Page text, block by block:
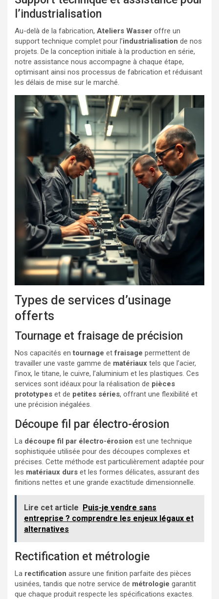
l’industrialisation
Au-delà de la fabrication, Ateliers Wasser offre un
support technique complet pour l’industrialisation de nos
projets. De la conception initiale à la production en série,
notre assistance nous accompagne à chaque étape,
optimisant ainsi nos processus de fabrication et réduisant
les délais de mise sur le marché.
Types de services d’usinage
offerts
Tournage et fraisage de précision
Nos capacités entournage etfraisage permettent de
travailler une vaste gamme de matériaux tels que l’acier,
l’inox, le titane, le cuivre, l’aluminium et les plastiques. Ces
services sont idéaux pour la réalisation de pièces
prototypes et de petites séries, offrant une flexibilité et
une précision inégalées.
Découpe fil par électro-érosion
La découpe fil par électro-érosion est une technique
sophistiquée utilisée pour des découpes complexes et
précises. Cette méthode est particulièrement adaptée pour
les matériaux durs et les formes délicates, assurant des
finitions nettes et une grande exactitude dimensionnelle.
Lire cet article Puis-je vendre sans
entreprise ? comprendre les enjeux légaux et
alternatives
Rectification et métrologie
La rectification assure une finition parfaite des pièces
usinées, tandis que notre service de métrologie garantit
que chaque produit respecte les spécifications exactes.